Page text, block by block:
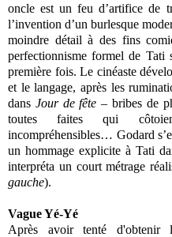
oncle est un feu d’artifice de
l’invention d’un burlesque
moindre détail à des fins
perfectionnisme formel de
première fois. Le cinéaste
et le langage, après les
dans Jour de fête – bribes de
toutes faites qui
incompréhensibles… Godard
un hommage explicite à Tati
interpréta un court métrage
gauche).
Vague Yé-Yé
Après avoir tenté d'obtenir